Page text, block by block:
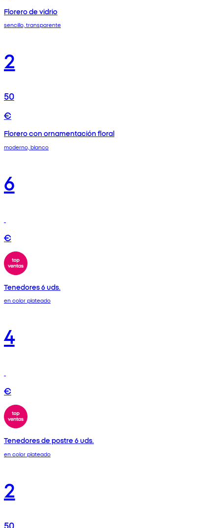
Florero de vidrio
sencillo, transparente
2
50
€
Florero con ornamentación floral
moderno, blanco
6
€
Tenedores 6 uds.
en color plateado
4
€
Tenedores de postre 6 uds.
en color plateado
2
50